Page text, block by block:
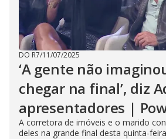
DO R7/11/07/2025
‘A gente não
chegar na final’, diz
apresentadores |
A corretora de imóveis e o marido
deles na grande final desta quinta-